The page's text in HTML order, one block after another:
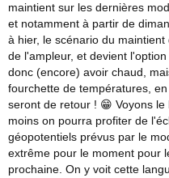
maintient sur les dernières
et notamment à partir de
à hier, le scénario du
de l'ampleur, et devient
donc (encore) avoir chaud,
fourchette de températures,
seront de retour ! 😁 Voyons
moins on pourra profiter de
géopotentiels prévus par le
extrême pour le moment pour
prochaine. On y voit cette